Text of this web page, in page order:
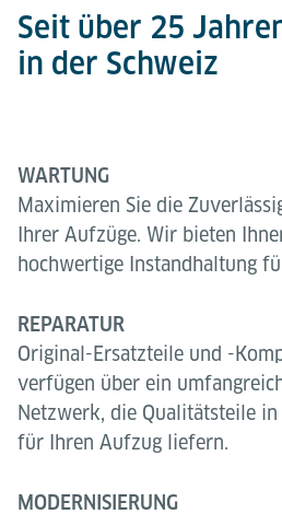
Seit über 25
in der Schweiz
WARTUNG
Maximieren Sie die
Ihrer Aufzüge. Wir bieten
hochwertige Instandhaltung
REPARATUR
Original-Ersatzteile und -
verfügen über ein
Netzwerk, die Qualitätsteile
für Ihren Aufzug liefern.
MODERNISIERUNG